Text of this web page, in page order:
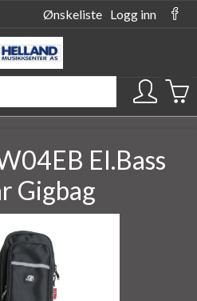
Ønskeliste Logg inn
El.Bass
Gigbag